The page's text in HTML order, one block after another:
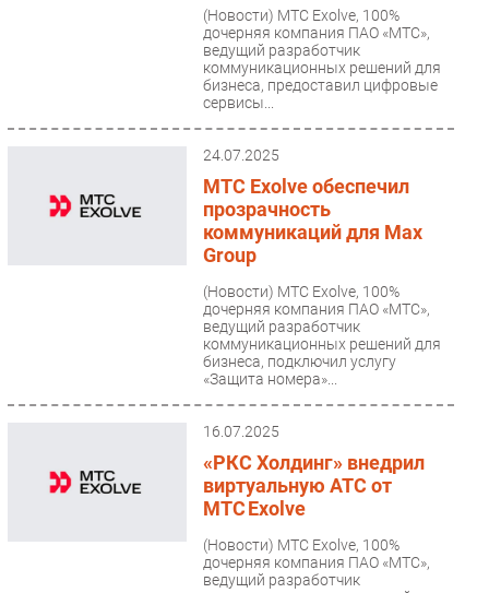
(Новости) МТС Exolve, 100%
дочерняя компания ПАО «МТС»,
ведущий разработчик
коммуникационных решений для
бизнеса, предоставил цифровые
сервисы...
24.07.2025
МТС Exolve обеспечил
прозрачность
коммуникаций для Max
Group
(Новости) МТС Exolve, 100%
дочерняя компания ПАО «МТС»,
ведущий разработчик
коммуникационных решений для
бизнеса, подключил услугу
«Защита номера»...
16.07.2025
«РКС Холдинг» внедрил
виртуальную АТС от
МТС Exolve
(Новости) МТС Exolve, 100%
дочерняя компания ПАО «МТС»,
ведущий разработчик